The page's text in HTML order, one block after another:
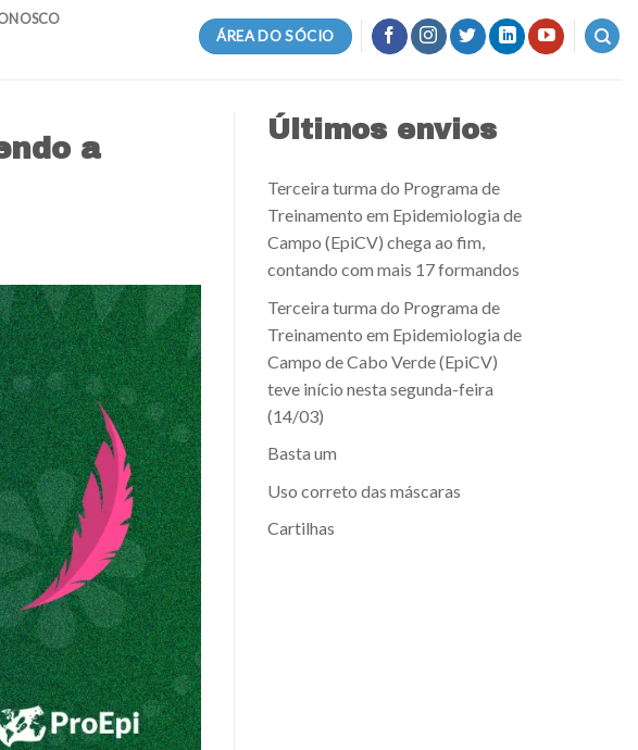
ÁREA DO SÓCIO
a
Últimos envios
Terceira turma do Programa de
Treinamento em Epidemiologia de
Campo (EpiCV) chega ao fim,
contando com mais 17 formandos
Terceira turma do Programa de
Treinamento em Epidemiologia de
Campo de Cabo Verde (EpiCV)
teve início nesta segunda-feira
(14/03)
Basta um
Uso correto das máscaras
Cartilhas